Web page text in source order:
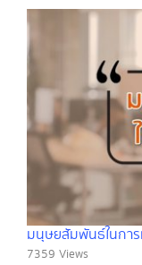
มนุษยสัมพันธ์ในกา
7359 Views